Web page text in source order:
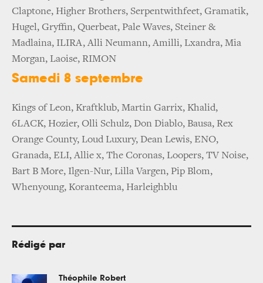
Claptone, Higher Brothers, Serpentwithfeet, Gramatik,
Hugel, Gryffin, Querbeat, Pale Waves, Steiner &
Madlaina, ILIRA, Alli Neumann, Amilli, Lxandra, Mia
Morgan, Laoise, RIMON
Samedi 8 septembre
Kings of Leon, Kraftklub, Martin Garrix, Khalid,
6LACK, Hozier, Olli Schulz, Don Diablo, Bausa, Rex
Orange County, Loud Luxury, Dean Lewis, ENO,
Granada, ELI, Allie x, The Coronas, Loopers, TV Noise,
Bart B More, Ilgen-Nur, Lilla Vargen, Pip Blom,
Whenyoung, Koranteema, Harleighblu
Rédigé par
Théophile Robert